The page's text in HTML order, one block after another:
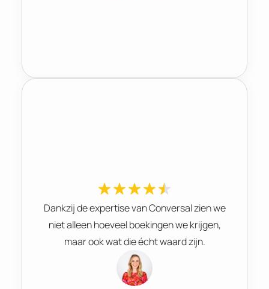
Dankzij de expertise van Conversal zien we
niet alleen hoeveel boekingen we krijgen,
maar ook wat die écht waard zijn.